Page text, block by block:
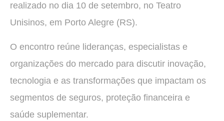
realizado no dia 10 de setembro, no Teatro
Unisinos, em Porto Alegre (RS).
O encontro reúne lideranças, especialistas e
organizações do mercado para discutir inovação,
tecnologia e as transformações que impactam os
segmentos de seguros, proteção financeira e
saúde suplementar.